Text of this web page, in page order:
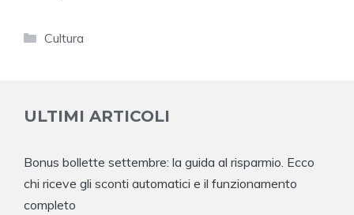
Categorie
Cultura
ULTIMI ARTICOLI
Bonus bollette settembre: la guida al risparmio. Ecco
chi riceve gli sconti automatici e il funzionamento
completo